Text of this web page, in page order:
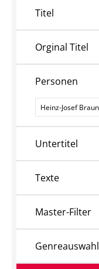
Titel
Orginal Titel
Personen
Personen
Untertitel
Texte
Master-Filter
Genreauswahl